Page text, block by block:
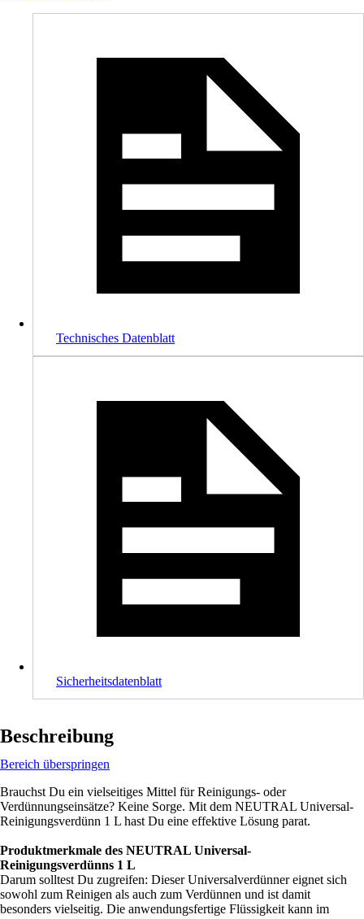
Technisches Datenblatt
Sicherheitsdatenblatt
Beschreibung
Bereich überspringen
Brauchst Du ein vielseitiges Mittel für Reinigungs- oder
Verdünnungseinsätze? Keine Sorge. Mit dem NEUTRAL Universal-
Reinigungsverdünn 1 L hast Du eine effektive Lösung parat.
Produktmerkmale des NEUTRAL Universal-
Reinigungsverdünns 1 L
Darum solltest Du zugreifen: Dieser Universalverdünner eignet sich
sowohl zum Reinigen als auch zum Verdünnen und ist damit
besonders vielseitig. Die anwendungsfertige Flüssigkeit kann im